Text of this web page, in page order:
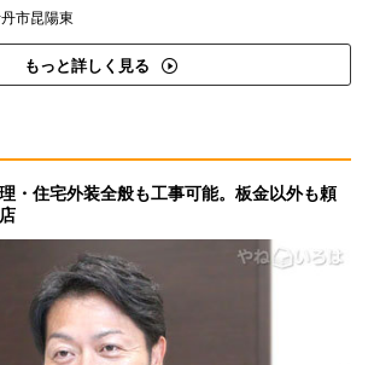
市昆陽東
もっと詳しく見る
・住宅外装全般も工事可能。板金以外も頼